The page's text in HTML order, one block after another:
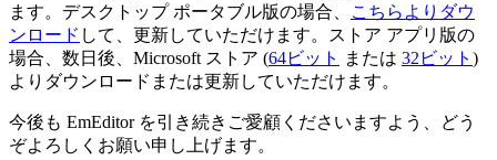
ます。デスクトップ ポータブル版の場合、
こちらよりダウ
ンロード して、更新していただけます。ストア アプリ版の
場合、数日後、Microsoft ストア (64ビット または 32ビット )
よりダウンロードまたは更新していただけます。
今後も EmEditor を引き続きご愛顧くださいますよう、どう
ぞよろしくお願い申し上げます。